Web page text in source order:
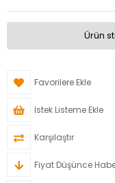
Ürün
Favorilere Ekle
İstek Listeme Ekle
Karşılaştır
Fiyat Düşünce